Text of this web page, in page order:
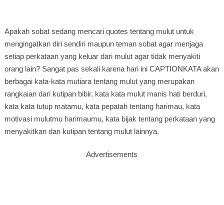
Apakah sobat sedang mencari quotes tentang mulut untuk
mengingatkan diri sendiri maupun teman sobat agar menjaga
setiap perkataan yang keluar dari mulut agar tidak menyakiti
orang lain? Sangat pas sekali karena hari ini CAPTIONKATA akan
berbagai kata-kata mutiara tentang mulut yang merupakan
rangkaian dari kutipan bibir, kata kata mulut manis hati berduri,
kata kata tutup matamu, kata pepatah tentang harimau, kata
motivasi mulutmu harimaumu, kata bijak tentang perkataan yang
menyakitkan dan kutipan tentang mulut lainnya.
Advertisements